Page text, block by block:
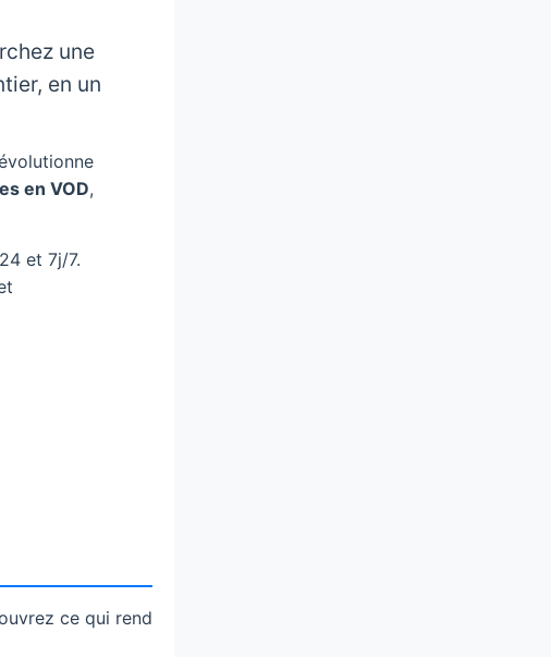
une
en un
en VOD,
et 7j/7.
ce qui rend